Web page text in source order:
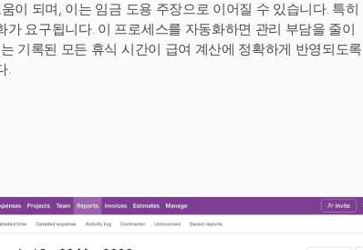
이 되며, 이는 임금 도용 주장으로 이어질 수 있습니다. 특히
요구됩니다. 이 프로세스를 자동화하면 관리 부담을 줄이
기록된 모든 휴식 시간이 급여 계산에 정확하게 반영되도록
.